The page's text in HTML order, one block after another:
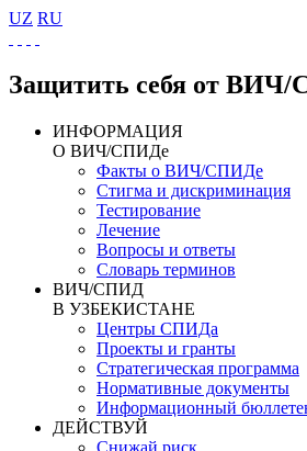
UZ RU
Защитить себя от
ИНФОРМАЦИЯ
О ВИЧ/СПИДе
Факты о ВИЧ/СПИДе
Стигма и дискриминация
Тестирование
Лечение
Вопросы и ответы
Словарь терминов
ВИЧ/СПИД
В УЗБЕКИСТАНЕ
Центры СПИДа
Проекты и гранты
Стратегическая программа
Нормативные документы
Информационный
ДЕЙСТВУЙ
Снижай риск